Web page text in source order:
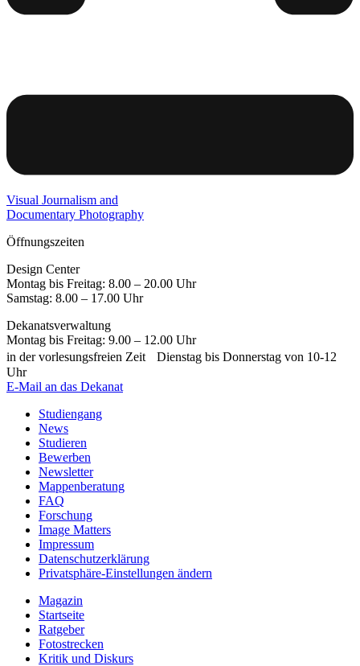
Visual Journalism and
Documentary Photography
Öffnungszeiten
Design Center
Montag bis Freitag: 8.00 – 20.00 Uhr
Samstag: 8.00 – 17.00 Uhr
Dekanatsverwaltung
Montag bis Freitag: 9.00 – 12.00 Uhr
in der vorlesungsfreien Zeit Dienstag bis Donnerstag von 10-12
Uhr
E-Mail an das Dekanat
Studiengang
News
Studieren
Bewerben
Newsletter
Mappenberatung
FAQ
Forschung
Image Matters
Impressum
Datenschutzerklärung
Privatsphäre-Einstellungen ändern
Magazin
Startseite
Ratgeber
Fotostrecken
Kritik und Diskurs